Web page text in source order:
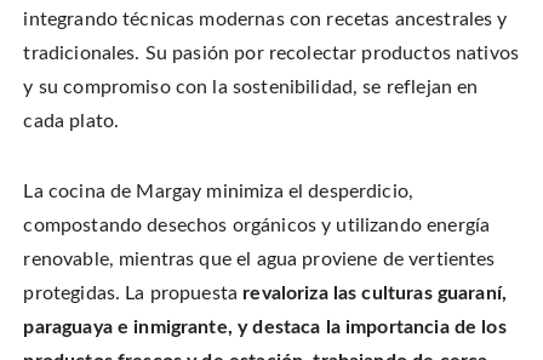
integrando técnicas modernas con recetas ancestrales y
tradicionales. Su pasión por recolectar productos nativos
y su compromiso con la sostenibilidad, se reflejan en
cada plato.
La cocina de Margay minimiza el desperdicio,
compostando desechos orgánicos y utilizando energía
renovable, mientras que el agua proviene de vertientes
protegidas. La propuesta revaloriza las culturas guaraní,
paraguaya e inmigrante, y destaca la importancia de los